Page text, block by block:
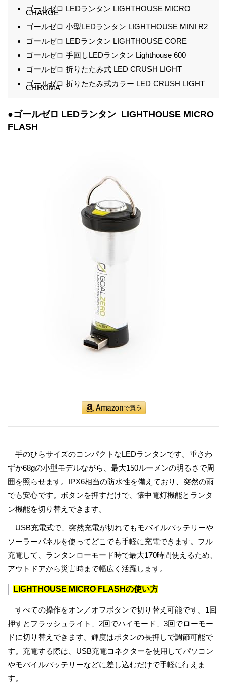
ゴールゼロ LEDランタン LIGHTHOUSE MICRO
CHARGE
ゴールゼロ 小型LEDランタン LIGHTHOUSE MINI R2
ゴールゼロ LEDランタン LIGHTHOUSE CORE
ゴールゼロ 手回しLEDランタン Lighthouse 600
ゴールゼロ 折りたたみ式 LED CRUSH LIGHT
ゴールゼロ 折りたたみ式カラー LED CRUSH LIGHT
CHROMA
●ゴールゼロ LEDランタン LIGHTHOUSE MICRO
FLASH
手のひらサイズのコンパクトなLEDランタンです。重さわ
ずか68gの小型モデルながら、最大150ルーメンの明るさで周
囲を照らせます。IPX6相当の防水性を備えており、突然の雨
でも安心です。ボタンを押すだけで、懐中電灯機能とランタ
ン機能を切り替えできます。
USB充電式で、突然充電が切れてもモバイルバッテリーや
ソーラーパネルを使ってどこでも手軽に充電できます。フル
充電して、ランタンローモード時で最大170時間使えるため、
アウトドアから災害時まで幅広く活躍します。
LIGHTHOUSE MICRO FLASHの使い方
すべての操作をオン／オフボタンで切り替え可能です。1回
押すとフラッシュライト、2回でハイモード、3回でローモー
ドに切り替えできます。輝度はボタンの長押しで調節可能で
す。充電する際は、USB充電コネクターを使用してパソコン
やモバイルバッテリーなどに差し込むだけで手軽に行えま
す。